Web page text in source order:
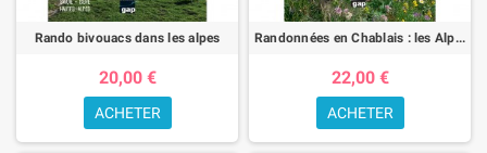
Rando bivouacs dans les alpes
20,00 €
ACHETER
Randonnées en Chablais : les Alpes du Léman
22,00 €
ACHETER